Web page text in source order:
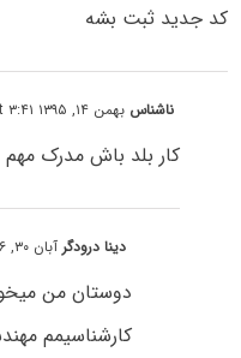
کد جدید ثبت بشه
ناشناس بهمن ۱۴, ۱۳۹۵ at ۳:۴۱ ب٫ظ
کار بلد باش مدرک
دینا درودگرآبان ۳۰, ۱۳۹۶ at ۳:۲۸ ق٫ظ
دوستان من
کارشناسیمم